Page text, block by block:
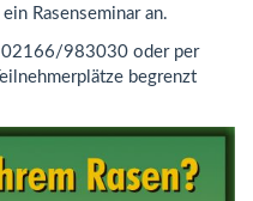
Rasenseminar an.
02166/983030 oder per
begrenzt